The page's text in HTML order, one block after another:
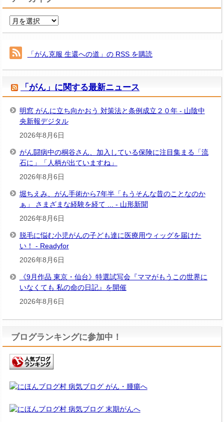
ー
ア
イ
「がん克服 生還への道」の RSS を購読
「がん」に関する最新ニュース
明窓 がんに立ち向かおう 対策法と条例成立２０年 - 山陰中
央新報デジタル
2026年8月6日
がん闘病中の桐谷さん、加入している保険に注目集まる「流
石に」「人柄が出ていますね」
2026年8月6日
堀ちえみ、がん手術から7年半「もうそんな昔のことなのか
ぁ」 さまざまな経験を経て ... - 山形新聞
2026年8月6日
脱毛に悩む小児がんの子ども達に医療用ウィッグを届けた
い！ - Readyfor
2026年8月6日
《9月作品 東京・仙台》特選試写会『ママがもうこの世界に
いなくても 私の命の日記』を開催
2026年8月6日
ブログランキングに参加中！